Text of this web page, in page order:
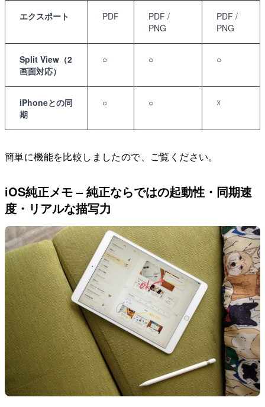
エクスポート PDF
PDF /
PNG
PDF /
PNG
Split View（2
画面対応）
○ ○ ○
iPhoneとの同
期
○ ○ ☓
簡単に機能を比較しましたので、ご覧ください。
iOS純正メモ – 純正ならではの起動性・同期速
度・リアルな描写力